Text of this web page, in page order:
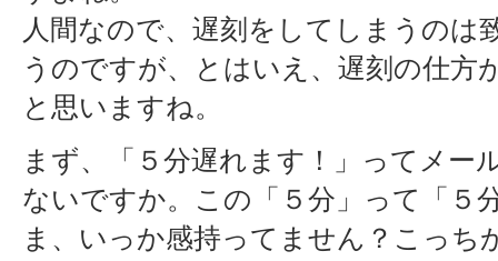
人間なので、遅刻をしてしまうのは
うのですが、とはいえ、遅刻の仕方
と思いますね。
まず、「５分遅れます！」ってメー
ないですか。この「５分」って「５
ま、いっか感持ってません？こっち